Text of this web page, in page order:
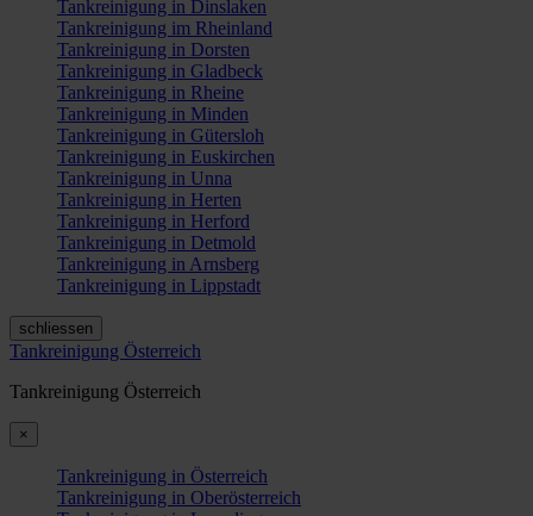
Tankreinigung in Dinslaken
Tankreinigung im Rheinland
Tankreinigung in Dorsten
Tankreinigung in Gladbeck
Tankreinigung in Rheine
Tankreinigung in Minden
Tankreinigung in Gütersloh
Tankreinigung in Euskirchen
Tankreinigung in Unna
Tankreinigung in Herten
Tankreinigung in Herford
Tankreinigung in Detmold
Tankreinigung in Arnsberg
Tankreinigung in Lippstadt
schliessen
Tankreinigung Österreich
Tankreinigung Österreich
×
Tankreinigung in Österreich
Tankreinigung in Oberösterreich